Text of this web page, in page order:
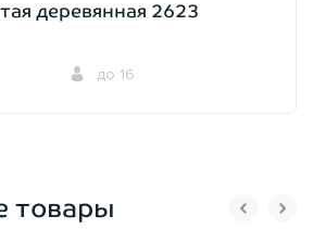
деревянная 2623
до 16
товары